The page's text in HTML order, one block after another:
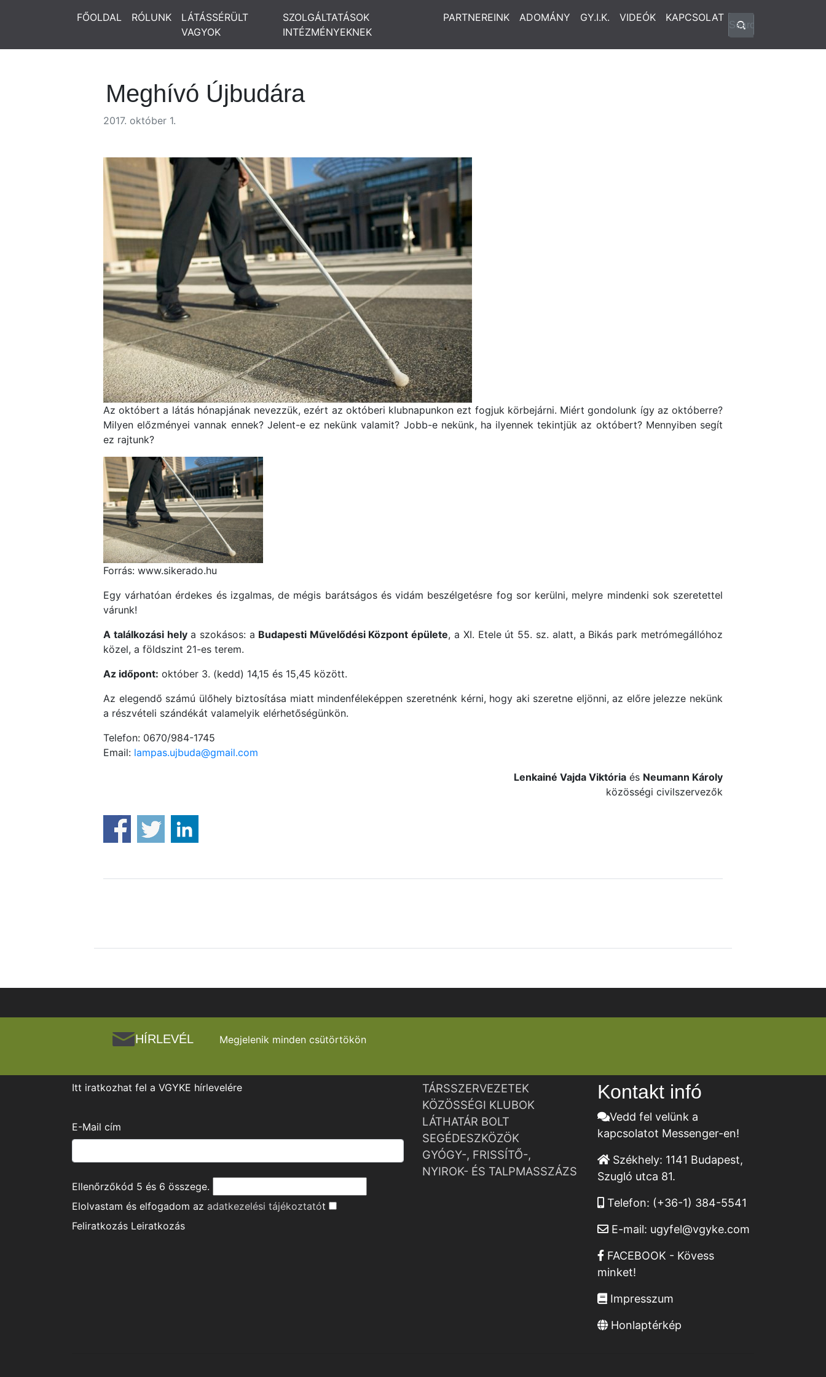
FŐOLDAL RÓLUNK
LÁTÁSSÉRÜLT
VAGYOK
SZOLGÁLTATÁSOK
INTÉZMÉNYEKNEK
PARTNEREINK ADOMÁNY GY.I.K. VIDEÓK KAPCSOLAT
Meghívó Újbudára
2017. október 1.
Az októbert a látás hónapjának nevezzük, ezért az októberi klubnapunkon ezt fogjuk körbejárni. Miért gondolunk így az októberre?
Milyen előzményei vannak ennek? Jelent-e ez nekünk valamit? Jobb-e nekünk, ha ilyennek tekintjük az októbert? Mennyiben segít
ez rajtunk?
Forrás: www.sikerado.hu
Egy várhatóan érdekes és izgalmas, de mégis barátságos és vidám beszélgetésre fog sor kerülni, melyre mindenki sok szeretettel
várunk!
A találkozási helya szokásos: a Budapesti Művelődési Központ épülete, a XI. Etele út 55. sz. alatt, a Bikás park metrómegállóhoz
közel, a földszint 21-es terem.
Az időpont: október 3. (kedd) 14,15 és 15,45 között.
Az elegendő számú ülőhely biztosítása miatt mindenféleképpen szeretnénk kérni, hogy aki szeretne eljönni, az előre jelezze nekünk
a részvételi szándékát valamelyik elérhetőségünkön.
Telefon: 0670/984-1745
Email: lampas.ujbuda@gmail.com
Lenkainé Vajda Viktória és Neumann Károly
közösségi civilszervezők
HÍRLEVÉL Megjelenik minden csütörtökön
Itt iratkozhat fel a VGYKE hírlevelére
E-Mail cím
Ellenőrzőkód 5 és 6 összege.
Elolvastam és elfogadom az adatkezelési tájékoztatót
Feliratkozás Leiratkozás
TÁRSSZERVEZETEK
KÖZÖSSÉGI KLUBOK
LÁTHATÁR BOLT
SEGÉDESZKÖZÖK
GYÓGY-, FRISSÍTŐ-,
NYIROK- ÉS TALPMASSZÁZS
Kontakt infó
Vedd fel velünk a
kapcsolatot Messenger-en!
Székhely: 1141 Budapest,
Szugló utca 81.
Telefon: (+36-1) 384-5541
E-mail: ugyfel@vgyke.com
FACEBOOK - Kövess
minket!
Impresszum
Honlaptérkép